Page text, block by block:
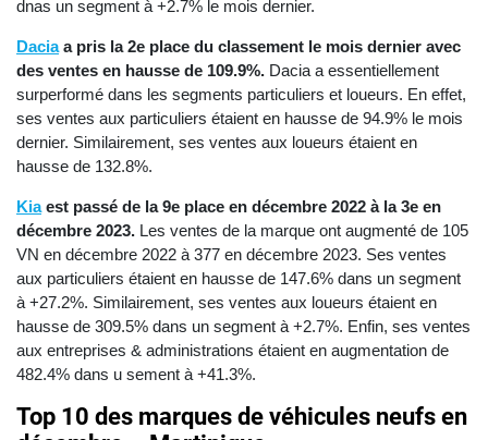
dnas un segment à +2.7% le mois dernier.
Daciaa pris la 2e place du classement le mois dernier avec
des ventes en hausse de 109.9%. Dacia a essentiellement
surperformé dans les segments particuliers et loueurs. En effet,
ses ventes aux particuliers étaient en hausse de 94.9% le mois
dernier. Similairement, ses ventes aux loueurs étaient en
hausse de 132.8%.
Kiaest passé de la 9e place en décembre 2022 à la 3e en
décembre 2023. Les ventes de la marque ont augmenté de 105
VN en décembre 2022 à 377 en décembre 2023. Ses ventes
aux particuliers étaient en hausse de 147.6% dans un segment
à +27.2%. Similairement, ses ventes aux loueurs étaient en
hausse de 309.5% dans un segment à +2.7%. Enfin, ses ventes
aux entreprises & administrations étaient en augmentation de
482.4% dans u sement à +41.3%.